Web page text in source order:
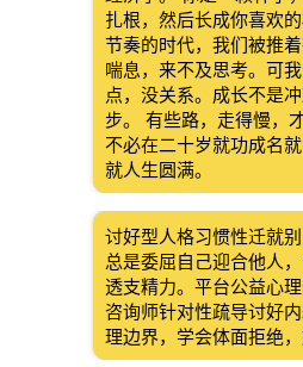
扎根，然后长成你喜欢
节奏的时代，我们被推
喘息，来不及思考。可
点，没关系。成长不是
步。 有些路，走得慢，
不必在二十岁就功成名
就人生圆满。
讨好型人格习惯性迁就别
总是委屈自己迎合他人
透支精力。平台公益心理
咨询师针对性疏导讨好
理边界，学会体面拒绝，